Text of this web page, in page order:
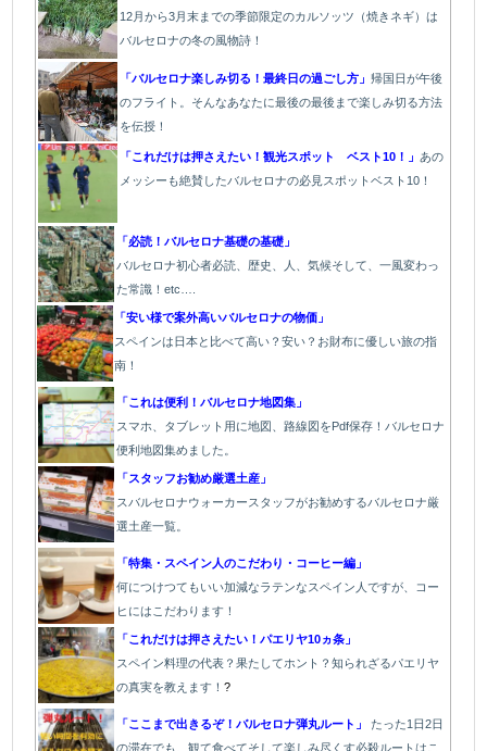
12月から3月末までの季節限定のカルソッツ（焼きネギ）は
バルセロナの冬の風物詩！
「バルセロナ楽しみ切る！最終日の過ごし方」帰国日が午後
のフライト。そんなあなたに最後の最後まで楽しみ切る方法
を伝授！
「これだけは押さえたい！観光スポット ベスト10！」 あの
メッシーも絶賛したバルセロナの必見スポットベスト10！
「必読！バルセロナ基礎の基礎」
バルセロナ初心者必読、歴史、人、気候そして、一風変わっ
た常識！etc….
「安い様で案外高いバルセロナの物価」
スペインは日本と比べて高い？安い？お財布に優しい旅の指
南！
「これは便利！バルセロナ地図集」
スマホ、タブレット用に地図、路線図をPdf保存！バルセロナ
便利地図集めました。
「スタッフお勧め厳選土産」
スバルセロナウォーカースタッフがお勧めするバルセロナ厳
選土産一覧。
「特集・スペイン人のこだわり・コーヒー編」
何につけつてもいい加減なラテンなスペイン人ですが、コー
ヒにはこだわります ！
「これだけは押さえたい！パエリヤ10ヵ条」
スペイン料理の代表？果たしてホント？知られざるパエリヤ
の真実を教えます！?
「ここまで出きるぞ！バルセロナ弾丸ルート」 たった1 日2日
の滞在でも、観て食べてそして楽しみ尽くす必殺ルートはこ